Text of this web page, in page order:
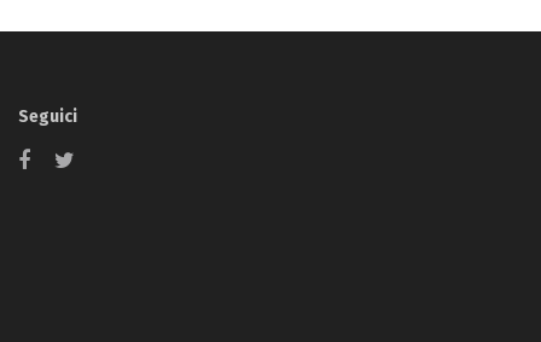
Seguici